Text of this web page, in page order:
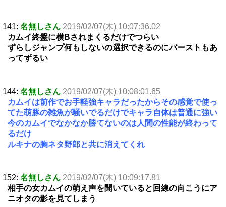
141: 名無しさん 2019/02/07(木) 10:07:36.02
カムイ終盤に横Bされまくるだけでつらい
ずらしジャンプ何もしないの選択できるのにバーストもあ
ってずるい
144: 名無しさん 2019/02/07(木) 10:08:01.65
カムイは前作でお手軽強キャラだったからその感覚で使っ
てた萌豚の雑魚が騒いでるだけでキャラ自体は普通に強い
今のカムイでなかなか勝てないのは人間の性能が終わって
るだけ
ルキナの胸ネタ野郎と共に消えてくれ
152: 名無しさん 2019/02/07(木) 10:09:17.81
相手の女カムイの萌え声を聞いていると回線の向こうにア
ニオタの影を見てしまう